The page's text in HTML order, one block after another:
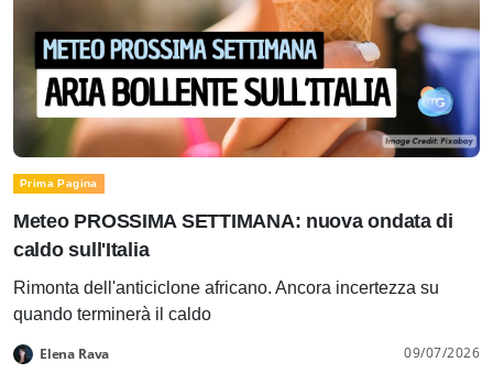
Prima Pagina
Meteo PROSSIMA SETTIMANA: nuova ondata di
caldo sull'Italia
Rimonta dell'anticiclone africano. Ancora incertezza su
quando terminerà il caldo
Elena Rava 09/07/2026